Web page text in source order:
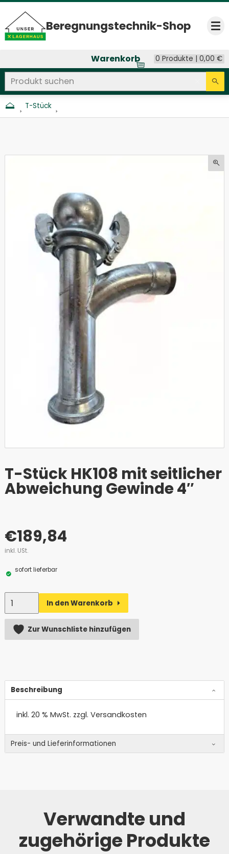
Beregnungs­technik-Shop
Warenkorb 0 Produkte |0,00€
Seitenweite Suche
Produkt suchen
T-Stück
T-Stück HK108 mit seitlicher
Abweichung Gewinde 4″
€189,84
inkl. USt.
sofort lieferbar
Anzahl
In den Warenkorb
Alternative:
Zur Wunschliste hinzufügen
Beschreibung
inkl. 20 % MwSt. zzgl. Versandkosten
Preis- und Lieferinformationen
Verwandte und
zugehörige Produkte